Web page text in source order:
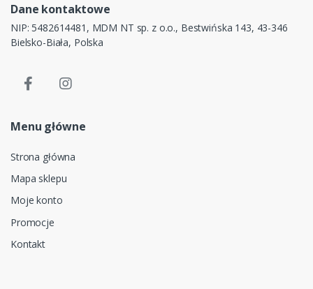
Dane kontaktowe
NIP: 5482614481, MDM NT sp. z o.o., Bestwińska 143, 43-346
Bielsko-Biała, Polska
Menu główne
Strona główna
Mapa sklepu
Moje konto
Promocje
Kontakt